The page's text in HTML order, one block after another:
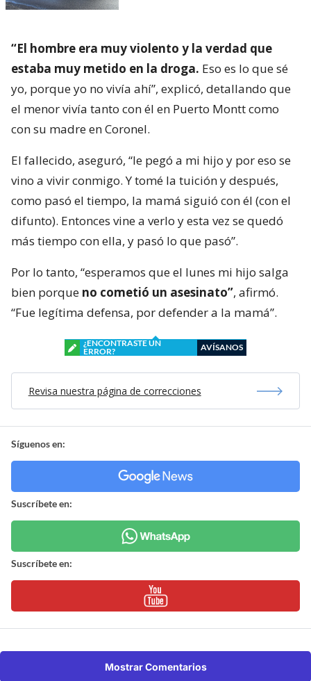
“El hombre era muy violento y la verdad que
estaba muy metido en la droga. Eso es lo que sé
yo, porque yo no vivía ahí”, explicó, detallando que
el menor vivía tanto con él en Puerto Montt como
con su madre en Coronel.
El fallecido, aseguró, “le pegó a mi hijo y por eso se
vino a vivir conmigo. Y tomé la tuición y después,
como pasó el tiempo, la mamá siguió con él (con el
difunto). Entonces vine a verlo y esta vez se quedó
más tiempo con ella, y pasó lo que pasó”.
Por lo tanto, “esperamos que el lunes mi hijo salga
bien porque no cometió un asesinato”, afirmó.
“Fue legítima defensa, por defender a la mamá”.
¿ENCONTRASTE UN
ERROR?
AVÍSANOS
Revisa nuestra página de correcciones
Síguenos en:
Suscríbete en:
Suscríbete en:
Mostrar Comentarios